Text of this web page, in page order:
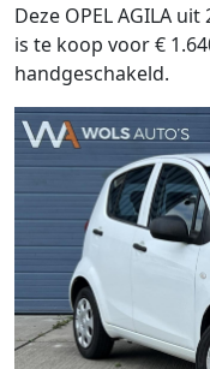
Deze OPEL AGILA
is te koop voor €
handgeschakeld.